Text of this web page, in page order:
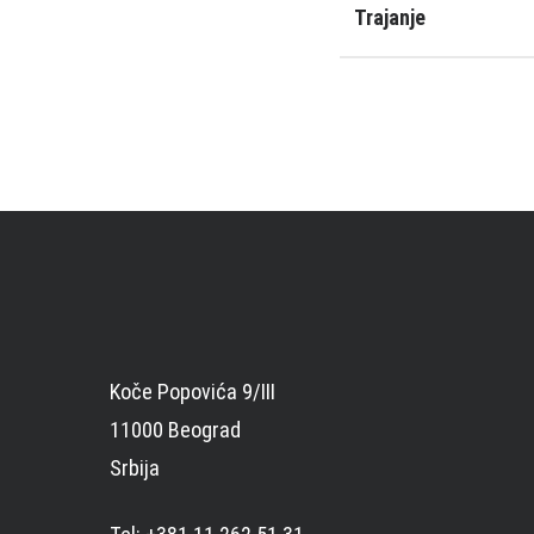
Trajanje
Koče Popovića 9/III
11000 Beograd
Srbija